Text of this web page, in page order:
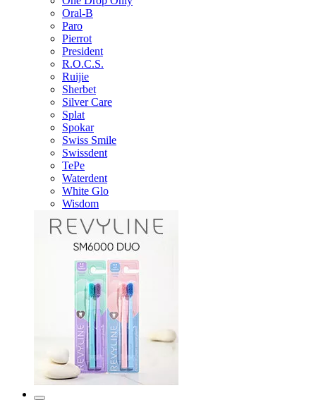
Oral-B
Paro
Pierrot
President
R.O.C.S.
Ruijie
Sherbet
Silver Care
Splat
Spokar
Swiss Smile
Swissdent
TePe
Waterdent
White Glo
Wisdom